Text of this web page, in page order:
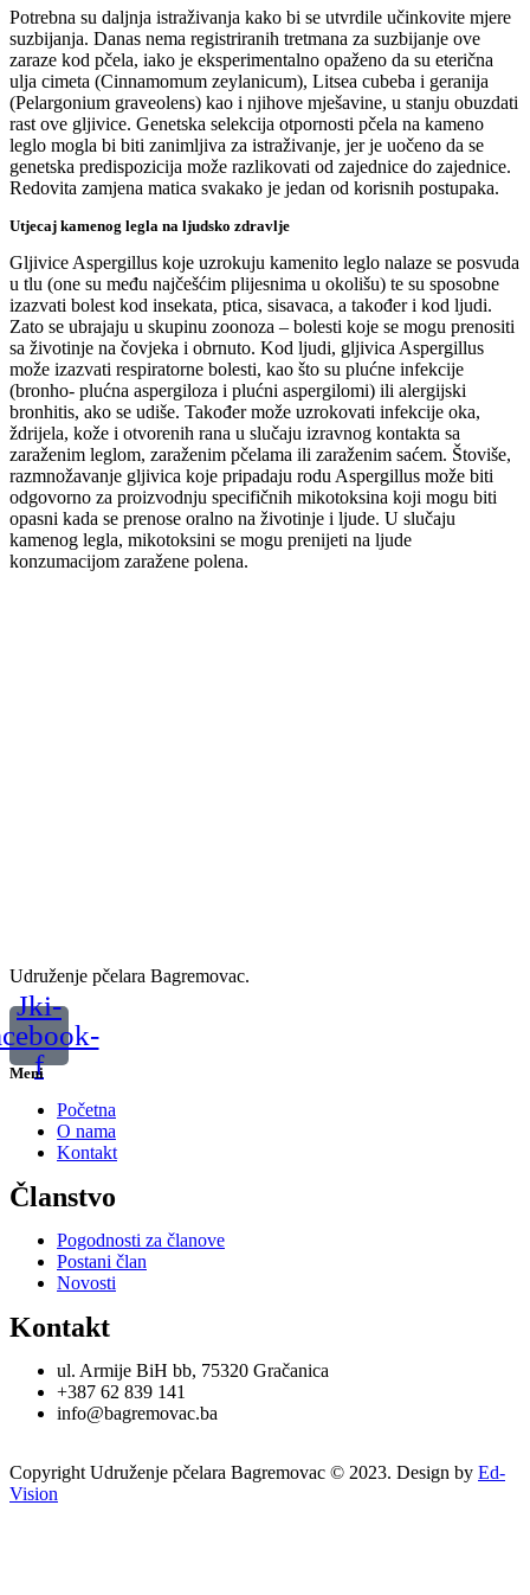
Potrebna su daljnja istraživanja kako bi se utvrdile učinkovite mjere
suzbijanja. Danas nema registriranih tretmana za suzbijanje ove
zaraze kod pčela, iako je eksperimentalno opaženo da su eterična
ulja cimeta (Cinnamomum zeylanicum), Litsea cubeba i geranija
(Pelargonium graveolens) kao i njihove mješavine, u stanju obuzdati
rast ove gljivice. Genetska selekcija otpornosti pčela na kameno
leglo mogla bi biti zanimljiva za istraživanje, jer je uočeno da se
genetska predispozicija može razlikovati od zajednice do zajednice.
Redovita zamjena matica svakako je jedan od korisnih postupaka.
Utjecaj kamenog legla na ljudsko zdravlje
Gljivice Aspergillus koje uzrokuju kamenito leglo nalaze se posvuda
u tlu (one su među najčešćim plijesnima u okolišu) te su sposobne
izazvati bolest kod insekata, ptica, sisavaca, a također i kod ljudi.
Zato se ubrajaju u skupinu zoonoza – bolesti koje se mogu prenositi
sa životinje na čovjeka i obrnuto. Kod ljudi, gljivica Aspergillus
može izazvati respiratorne bolesti, kao što su plućne infekcije
(bronho- plućna aspergiloza i plućni aspergilomi) ili alergijski
bronhitis, ako se udiše. Također može uzrokovati infekcije oka,
ždrijela, kože i otvorenih rana u slučaju izravnog kontakta sa
zaraženim leglom, zaraženim pčelama ili zaraženim saćem. Štoviše,
razmnožavanje gljivica koje pripadaju rodu Aspergillus može biti
odgovorno za proizvodnju specifičnih mikotoksina koji mogu biti
opasni kada se prenose oralno na životinje i ljude. U slučaju
kamenog legla, mikotoksini se mogu prenijeti na ljude
konzumacijom zaražene polena.
Udruženje pčelara Bagremovac.
Jki-
f
Meni
Početna
O nama
Kontakt
Članstvo
Pogodnosti za članove
Postani član
Novosti
Kontakt
ul. Armije BiH bb, 75320 Gračanica
+387 62 839 141
info@bagremovac.ba
Copyright Udruženje pčelara Bagremovac © 2023. Design by Ed-
Vision